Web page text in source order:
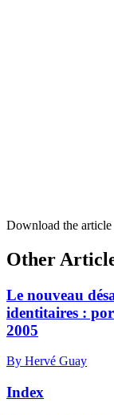
Download the
Other
Le nouveau
identitaires :
2005
By Hervé Guay
Index